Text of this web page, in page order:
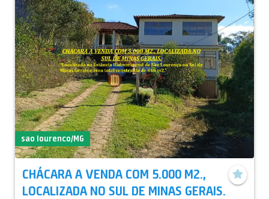
sao lourenco/MG
CHÁCARA A VENDA COM 5.000 M2.,
LOCALIZADA NO SUL DE MINAS GERAIS.